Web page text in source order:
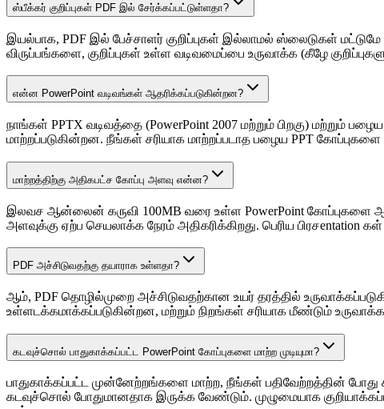
ஸ்பீக்கர் குறிப்புகள் PDF இல் சேர்க்கப்பட்டுள்ளதா?
இயல்பாக, PDF இல் பேச்சாளர் குறிப்புகள் இல்லாமல் ஸ்லைடுகள்
விருப்பங்களை, குறிப்புகள் உள்ள வடிவமைப்பை உருவாக்க (கீழே
என்ன PowerPoint வடிவங்கள் ஆதரிக்கப்படுகின்றன?
நாங்கள் PPTX வடிவத்தை (PowerPoint 2007 மற்றும் பிறகு) மற்றும்
மாற்றப்படுகின்றன. நீங்கள் சரியாக மாற்றப்படாத பழைய PPT கோப்புகளை
மாற்றத்திற்கு அதிகபட்ச கோப்பு அளவு என்ன?
இலவச ஆன்லைன் கருவி 100MB வரை உள்ள PowerPoint கோப்புகளை
அளவுக்கு ஏற்ப செயலாக்க நேரம் அதிகரிக்கிறது. பெரிய பிரசentation
PDF அச்சிடுவதற்கு தயாராக உள்ளதா?
ஆம், PDF தொழில்முறை அச்சிடுவதற்கான உயர் தரத்தில்
உள்ளடக்கமாக்கப்படுகின்றன, மற்றும் நிறங்கள் சரியாக மீண்டும்
கடவுச்சொல் பாதுகாக்கப்பட்ட PowerPoint கோப்புகளை மாற்ற முடியுமா?
பாதுகாக்கப்பட்ட முன்னேற்றங்களை மாற்ற, நீங்கள் பதிவேற்றத்தின்
கடவுச்சொல் போதுமானதாக இருக்க வேண்டும். முழுமையாக